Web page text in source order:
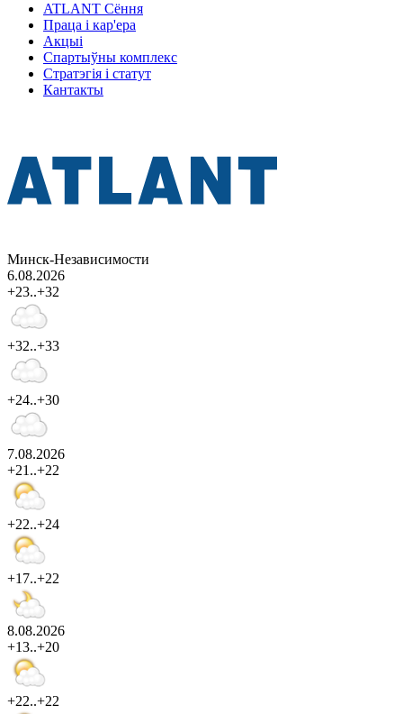
ATLANT Сёння
Праца і кар'ера
Акцыі
Спартыўны комплекс
Стратэгія і статут
Кантакты
Минск-Независимости
6.08.2026
+23..+32
+32..+33
+24..+30
7.08.2026
+21..+22
+22..+24
+17..+22
8.08.2026
+13..+20
+22..+22